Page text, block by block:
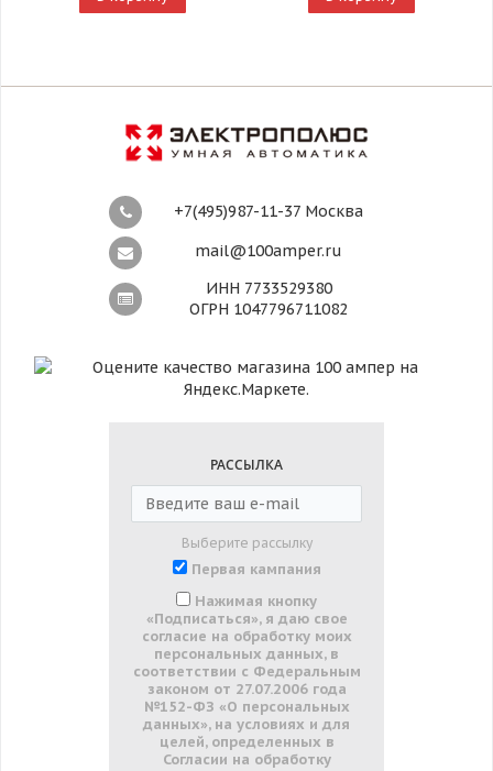
+7(495)987-11-37 Москва
mail@100amper.ru
ИНН 7733529380
ОГРН 1047796711082
РАССЫЛКА
Выберите рассылку
Первая кампания
Нажимая кнопку
«Подписаться», я даю свое
согласие на обработку моих
персональных данных, в
соответствии с Федеральным
законом от 27.07.2006 года
№152-ФЗ «О персональных
данных», на условиях и для
целей, определенных в
Согласии на обработку